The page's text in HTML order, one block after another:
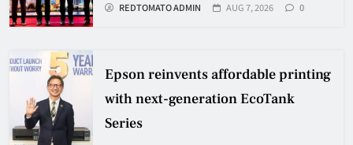
REDTOMATO ADMIN AUG 7, 2026 0
Epson reinvents affordable printing
with next-generation EcoTank
Series